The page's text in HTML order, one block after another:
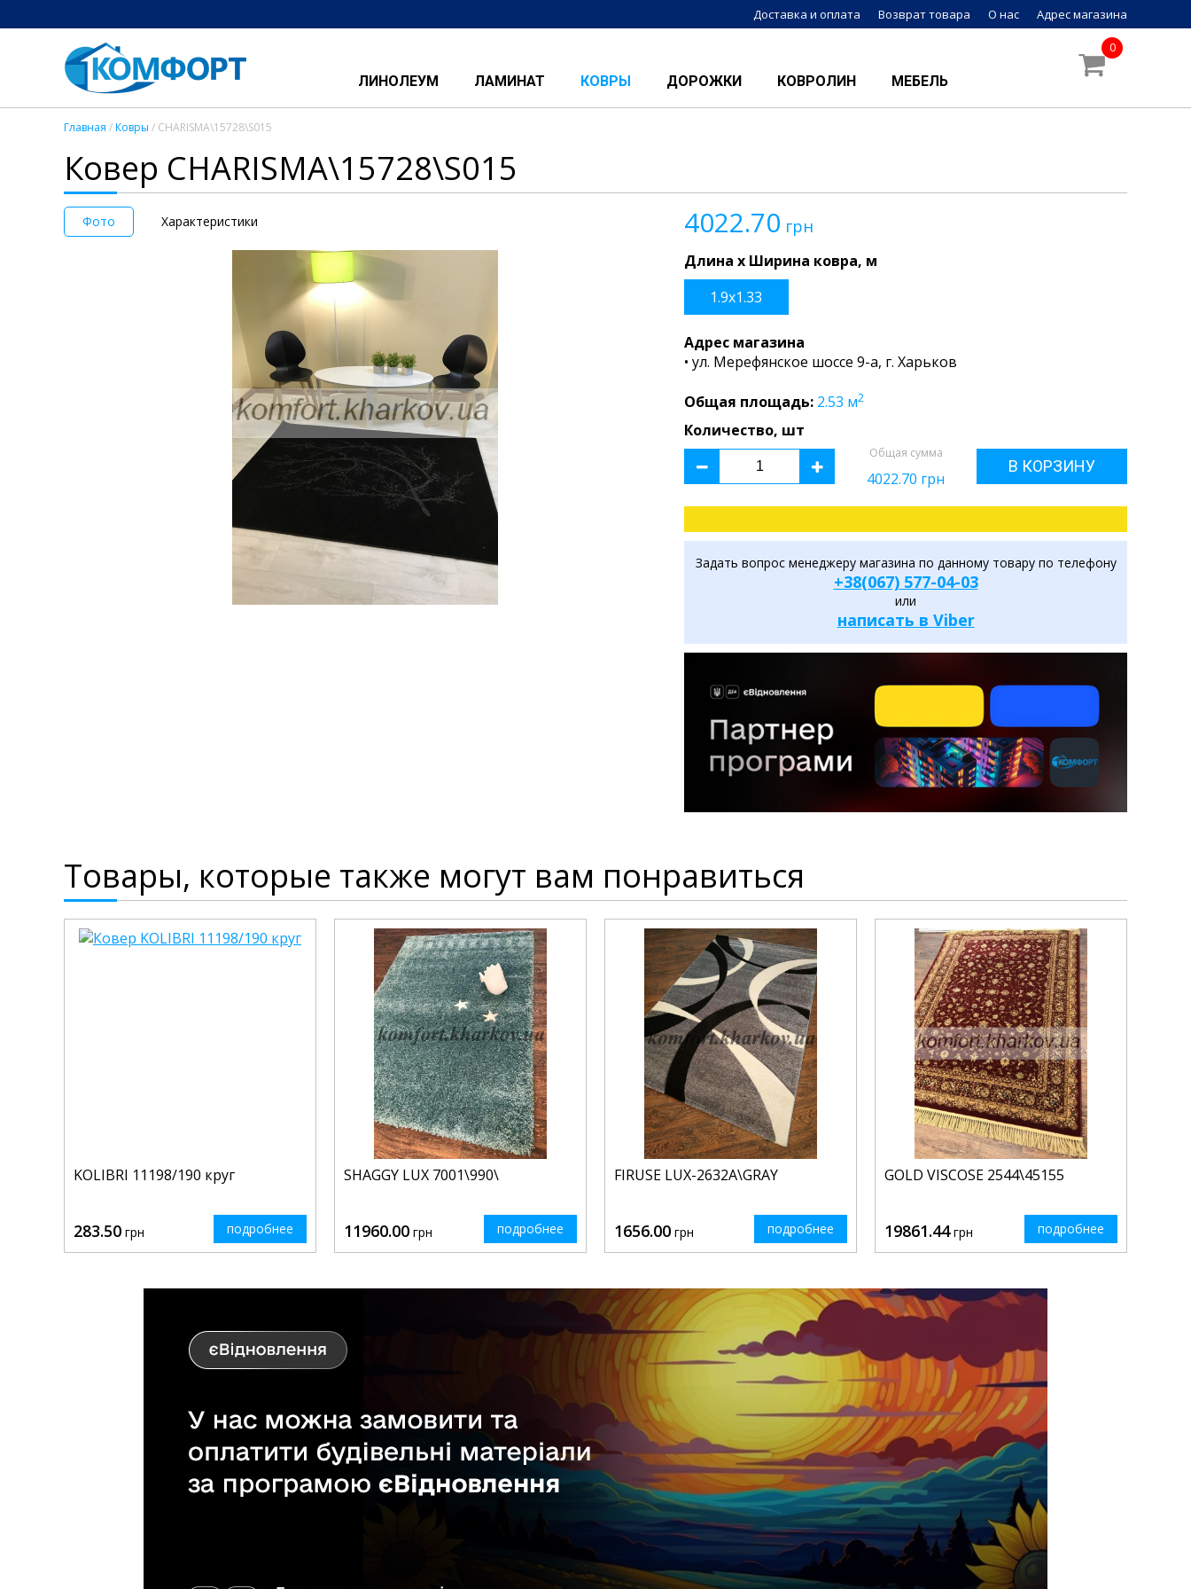
Доставка и оплата Возврат товара О нас Адрес магазина
ЛИНОЛЕУМ ЛАМИНАТ КОВРЫ ДОРОЖКИ КОВРОЛИН МЕБЕЛЬ
0
Главная /Ковры / CHARISMA\15728\S015
Ковер CHARISMA\15728\S015
Фото Характеристики 4022.70 грн
Длина x Ширина ковра, м
1.9x1.33
Адрес магазина
• ул. Мерефянское шоссе 9-а, г. Харьков
Общая площадь: 2.53 м2
Количество, шт
Общая сумма
4022.70 грн
В КОРЗИНУ
Задать вопрос менеджеру магазина по данному товару по телефону
+38(067) 577-04-03
или
написать в Viber
Товары, которые также могут вам понравиться
KOLIBRI 11198/190 круг
283.50 грн подробнее
SHAGGY LUX 7001\990\
11960.00 грн подробнее
FIRUSE LUX-2632A\GRAY
1656.00 грн подробнее
GOLD VISCOSE 2544\45155
19861.44грн подробнее